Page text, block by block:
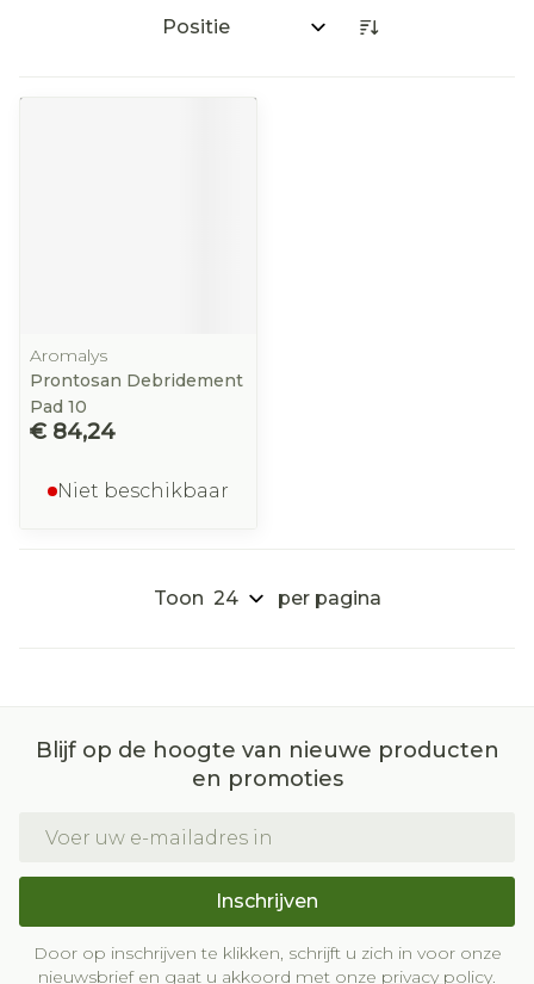
Sorteer op:
Aromalys
Prontosan Debridement
Pad 10
€ 84,24
Niet beschikbaar
Toon per pagina
Blijf op de hoogte van nieuwe producten
en promoties
Inschrijven
Door op inschrijven te klikken, schrijft u zich in voor onze
nieuwsbrief en gaat u akkoord met onze privacy policy.